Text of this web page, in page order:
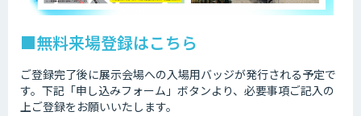
■無料来場登録はこちら
ご登録完了後に展示会場への入場用バッジが発行される予定で
す。下記「申し込みフォーム」ボタンより、必要事項ご記入の
上ご登録をお願いいたします。